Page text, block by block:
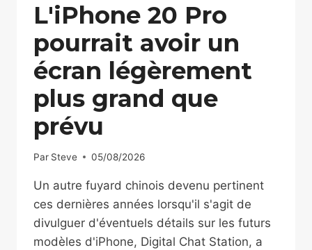
L'iPhone 20 Pro
pourrait avoir un
écran légèrement
plus grand que
prévu
Par Steve 05/08/2026
Un autre fuyard chinois devenu pertinent
ces dernières années lorsqu'il s'agit de
divulguer d'éventuels détails sur les futurs
modèles d'iPhone, Digital Chat Station, a